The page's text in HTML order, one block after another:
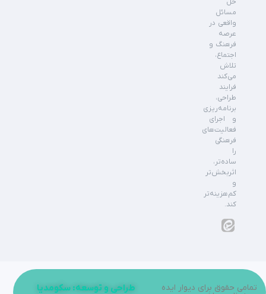
حل
مسائل
واقعی در
عرصه
فرهنگ و
اجتماع،
تلاش
می‌کند
فرایند
طراحی،
برنامه‌ریزی
و اجرای
فعالیت‌های
فرهنگی
را
ساده‌تر،
اثربخش‌تر
و
کم‌هزینه‌تر
کند.
تمامی حقوق برای دیوار ایده طراحی و توسعه: سکومدیا